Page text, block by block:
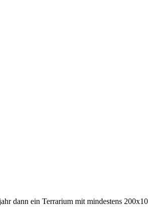
dann ein Terrarium mit mindestens